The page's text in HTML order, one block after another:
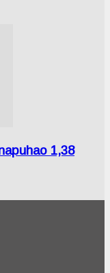
1,38